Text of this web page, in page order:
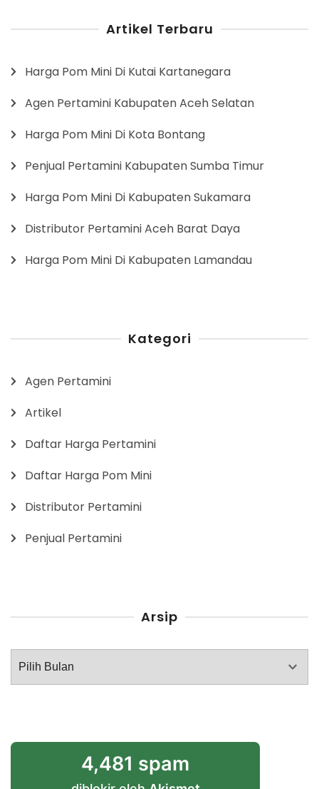
Artikel Terbaru
Harga Pom Mini Di Kutai Kartanegara
Agen Pertamini Kabupaten Aceh Selatan
Harga Pom Mini Di Kota Bontang
Penjual Pertamini Kabupaten Sumba Timur
Harga Pom Mini Di Kabupaten Sukamara
Distributor Pertamini Aceh Barat Daya
Harga Pom Mini Di Kabupaten Lamandau
Kategori
Agen Pertamini
Artikel
Daftar Harga Pertamini
Daftar Harga Pom Mini
Distributor Pertamini
Penjual Pertamini
Arsip
Arsip
4,481 spam